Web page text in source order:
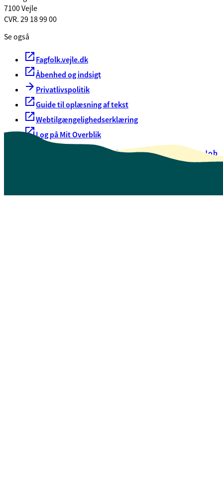
7100 Vejle
CVR. 29 18 99 00
Se også
Fagfolk.vejle.dk
Åbenhed og indsigt
Privatlivspolitik
Guide til oplæsning af tekst
Webtilgængelighedserklæring
Log på Mit Overblik
Oversigt over selvbetjeningJob